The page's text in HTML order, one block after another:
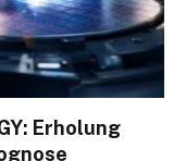
Erholung